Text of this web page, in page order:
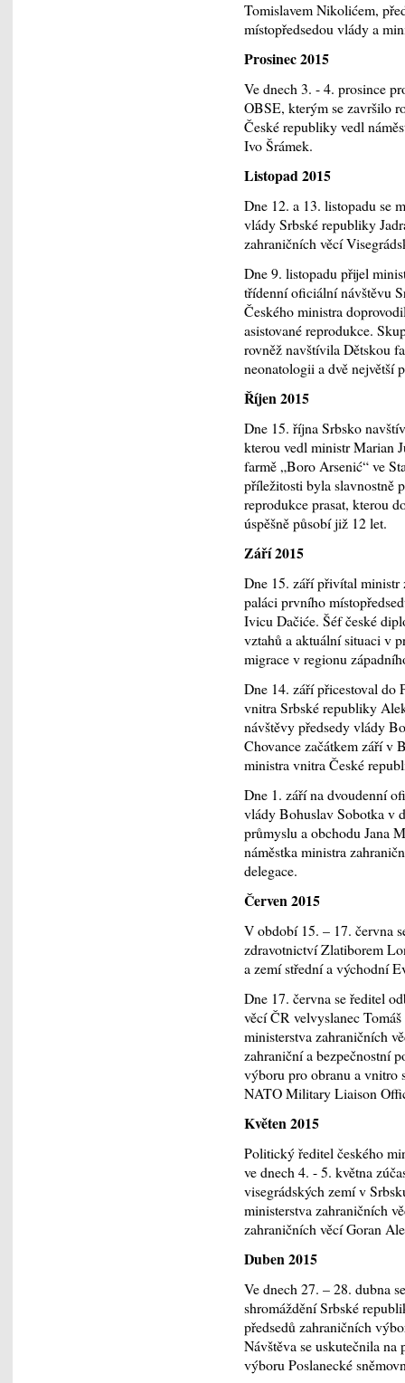
Tomislavem Nikolićem,
místopředsedou vlády a
Prosinec 2015
Ve dnech 3. - 4. prosince
OBSE, kterým se završilo
České republiky vedl
Ivo Šrámek.
Listopad 2015
Dne 12. a 13. listopadu se
vlády Srbské republiky
zahraničních věcí
Dne 9. listopadu přijel
třídenní oficiální návštěvu
Českého ministra
asistované reprodukce.
rovněž navštívila Dětskou
neonatologii a dvě
Říjen 2015
Dne 15. října Srbsko
kterou vedl ministr Marian
farmě „Boro Arsenić“ ve
příležitosti byla slavnostně
reprodukce prasat, kterou
úspěšně působí již 12 let.
Září 2015
Dne 15. září přivítal
paláci prvního
Ivicu Dačiće. Šéf české
vztahů a aktuální situaci v
migrace v regionu
Dne 14. září přicestoval do
vnitra Srbské republiky
návštěvy předsedy vlády
Chovance začátkem září v
ministra vnitra České
Dne 1. září na dvoudenní
vlády Bohuslav Sobotka v
průmyslu a obchodu Jana
náměstka ministra
delegace.
Červen 2015
V období 15. – 17. června
zdravotnictví Zlatiborem
a zemí střední a východní
Dne 17. června se ředitel
věcí ČR velvyslanec
ministerstva zahraničních
zahraniční a bezpečnostní
výboru pro obranu a vnitro
NATO Military Liaison
Květen 2015
Politický ředitel českého
ve dnech 4. - 5. května
visegrádských zemí v
ministerstva zahraničních
zahraničních věcí Goran
Duben 2015
Ve dnech 27. – 28. dubna
shromáždění Srbské
předsedů zahraničních
Návštěva se uskutečnila
výboru Poslanecké